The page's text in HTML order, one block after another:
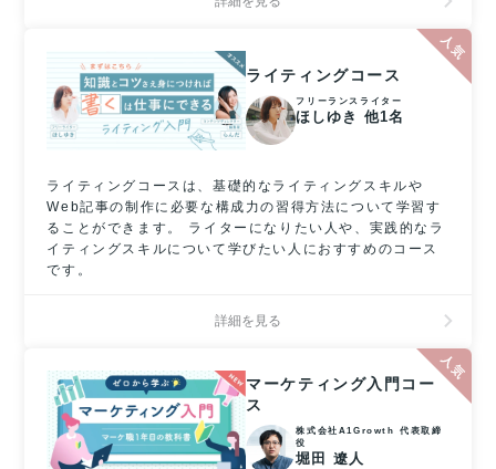
ライティングコース
フリーランスライター
ほしゆき 他1名
ライティングコースは、基礎的なライティングスキルや
Web記事の制作に必要な構成力の習得方法について学習す
ることができます。 ライターになりたい人や、実践的なラ
イティングスキルについて学びたい人におすすめのコース
です。
詳細を見る
マーケティング入門コー
ス
株式会社A1Growth 代表取締
役
堀田 遼人